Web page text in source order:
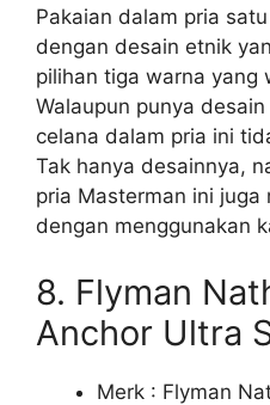
Pakaian dalam pria
dengan desain etnik
pilihan tiga warna yang
Walaupun punya
celana dalam pria ini
Tak hanya desainnya,
pria Masterman ini juga
dengan menggunakan
8. Flyman
Anchor Ultra
Merk : Flyman